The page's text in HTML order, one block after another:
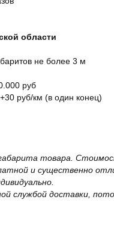
области
не более 3 м
руб
руб/км (в один конец)
товара.
и существенно
службой доставки,